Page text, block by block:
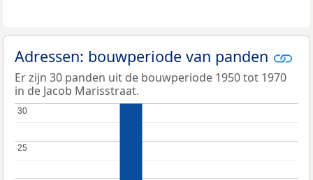
Adressen: bouwperiode van panden
Er zijn 30 panden uit de bouwperiode 1950 tot 1970
in de Jacob Marisstraat.
25
25
30
30